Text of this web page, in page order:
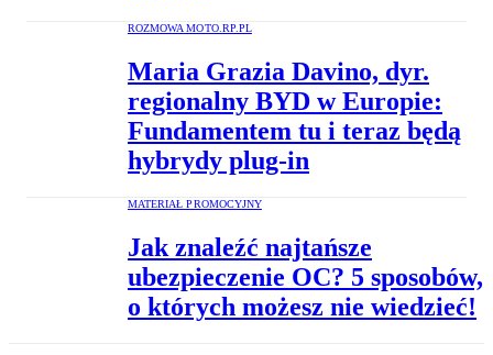
ROZMOWA MOTO.RP.PL
Maria Grazia Davino, dyr.
regionalny BYD w Europie:
Fundamentem tu i teraz będą
hybrydy plug-in
MATERIAŁ PROMOCYJNY
Jak znaleźć najtańsze
ubezpieczenie OC? 5 sposobów,
o których możesz nie wiedzieć!